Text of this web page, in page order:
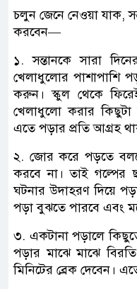
চলুন জেনে নেওয়া যাক,
করবেন—
১. সন্তানকে সারা
খেলাধুলোর পাশাপাশি
করুন। স্কুল থেকে
খেলাধুলো করার
এতে পড়ার প্রতি আগ্রহ
২. জোর করে পড়তে
করবে না। তাই গল্পের
ঘটনার উদাহরণ দিয়ে
পড়া বুঝতে পারবে এবং
৩. একটানা পড়ালে
পড়ার মাঝে মাঝে
মিনিটের ব্রেক দেবেন।